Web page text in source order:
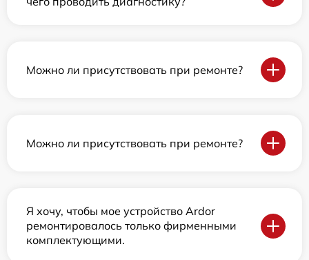
Можно ли присутствовать при ремонте?
Можно ли присутствовать при ремонте?
Я хочу, чтобы мое устройство Ardor
ремонтировалось только фирменными
комплектующими.